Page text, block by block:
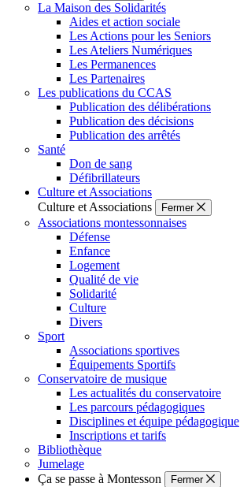
La Maison des Solidarités
Aides et action sociale
Les Actions pour les Seniors
Les Ateliers Numériques
Les Permanences
Les Partenaires
Les publications du CCAS
Publication des délibérations
Publication des décisions
Publication des arrêtés
Santé
Don de sang
Défibrillateurs
Culture et Associations
Culture et Associations
Fermer
Associations montessonnaises
Défense
Enfance
Logement
Qualité de vie
Solidarité
Culture
Divers
Sport
Associations sportives
Équipements Sportifs
Conservatoire de musique
Les actualités du conservatoire
Les parcours pédagogiques
Disciplines et équipe pédagogique
Inscriptions et tarifs
Bibliothèque
Jumelage
Ça se passe à Montesson
Fermer